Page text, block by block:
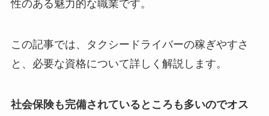
性のある魅力的な職業です。
この記事では、タクシードライバーの稼ぎやすさ
と、必要な資格について詳しく解説します。
社会保険も完備されているところも多いのでオス